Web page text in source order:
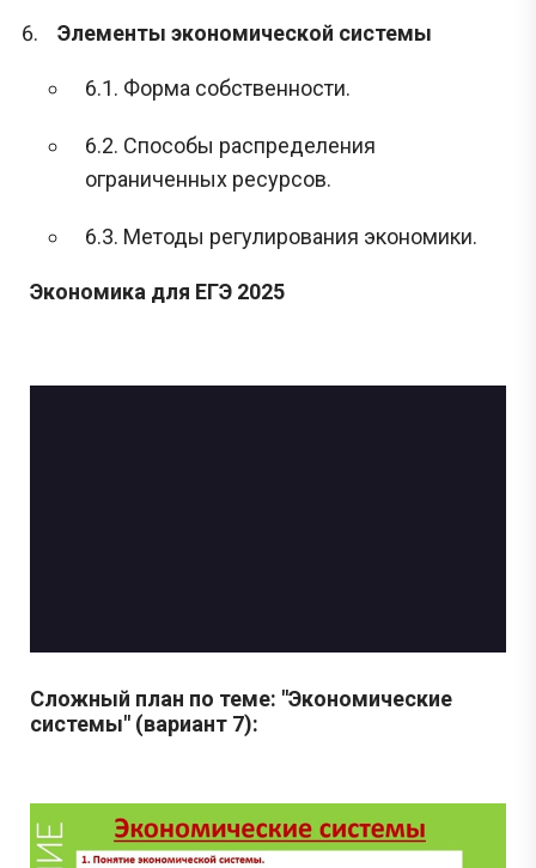
Элементы экономической системы
6.1. Форма собственности.
6.2. Способы распределения
ограниченных ресурсов.
6.3. Методы регулирования экономики.
Экономика для ЕГЭ 2025
Сложный план по теме: "Экономические
системы" (вариант 7):